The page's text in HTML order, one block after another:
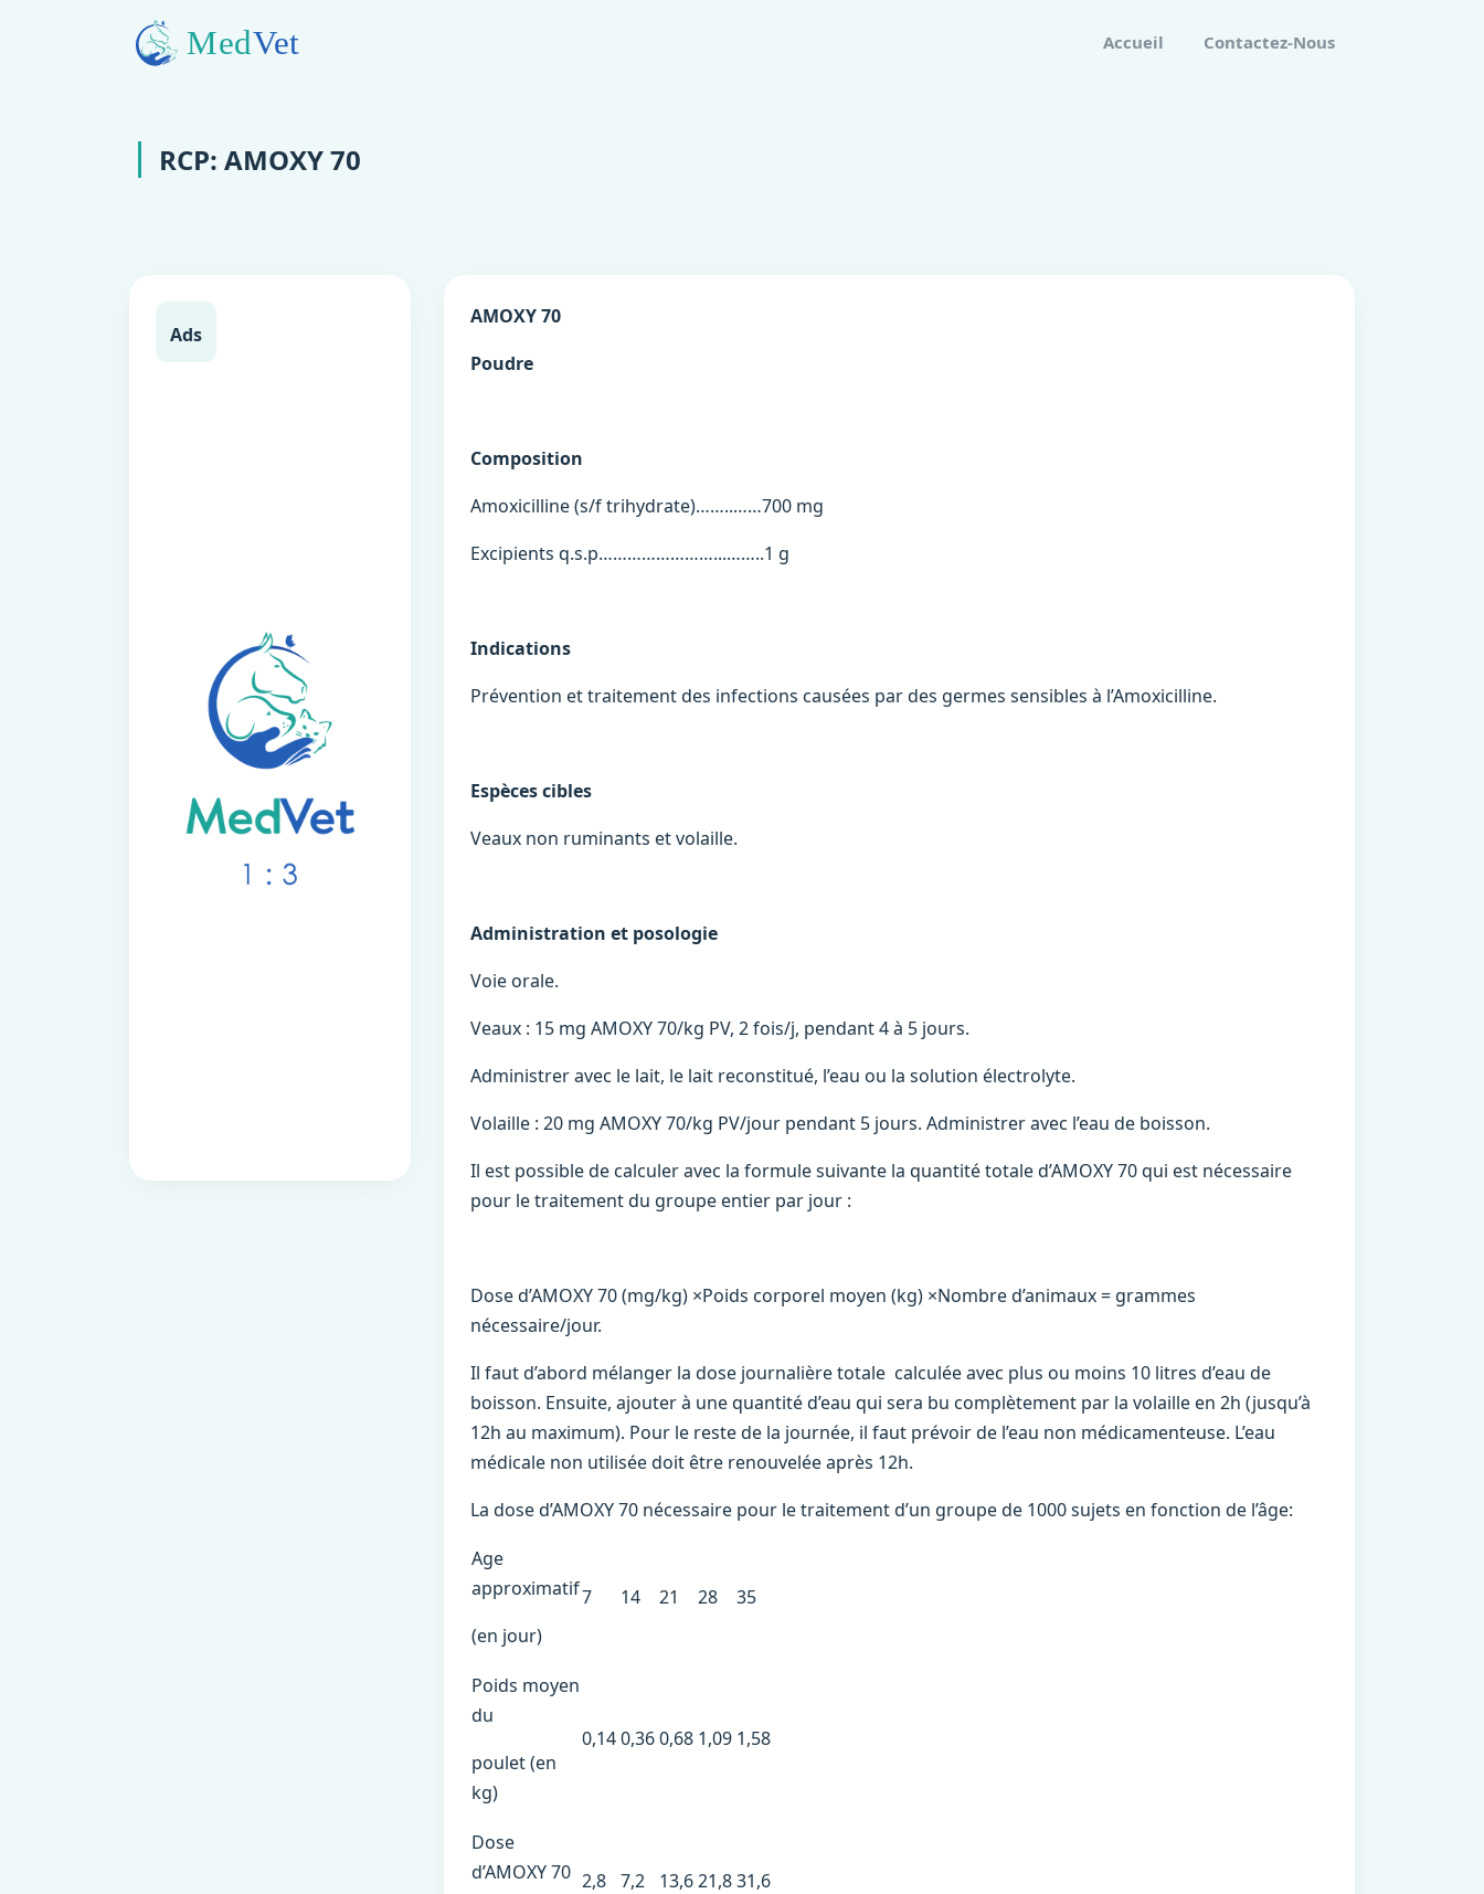
Accueil Contactez-Nous
RCP: AMOXY 70
Ads
AMOXY 70
Poudre
Composition
Amoxicilline (s/f trihydrate)……..……700 mg
Excipients q.s.p……………………...……..1 g
Indications
Prévention et traitement des infections causées par des germes sensibles à l’Amoxicilline.
Espèces cibles
Veaux non ruminants et volaille.
Administration et posologie
Voie orale.
Veaux : 15 mg AMOXY 70/kg PV, 2 fois/j, pendant 4 à 5 jours.
Administrer avec le lait, le lait reconstitué, l’eau ou la solution électrolyte.
Volaille : 20 mg AMOXY 70/kg PV/jour pendant 5 jours. Administrer avec l’eau de boisson.
Il est possible de calculer avec la formule suivante la quantité totale d’AMOXY 70 qui est nécessaire
pour le traitement du groupe entier par jour :
Dose d’AMOXY 70 (mg/kg) ×Poids corporel moyen (kg) ×Nombre d’animaux = grammes
nécessaire/jour.
Il faut d’abord mélanger la dose journalière totale calculée avec plus ou moins 10 litres d’eau de
boisson. Ensuite, ajouter à une quantité d’eau qui sera bu complètement par la volaille en 2h (jusqu’à
12h au maximum). Pour le reste de la journée, il faut prévoir de l’eau non médicamenteuse. L’eau
médicale non utilisée doit être renouvelée après 12h.
La dose d’AMOXY 70 nécessaire pour le traitement d’un groupe de 1000 sujets en fonction de l’âge:
Age
approximatif
(en jour)
7 14 21 28 35
Poids moyen
du
poulet (en
kg)
0,140,360,68 1,09 1,58
Dose
d’AMOXY 70 2,8 7,2 13,621,831,6